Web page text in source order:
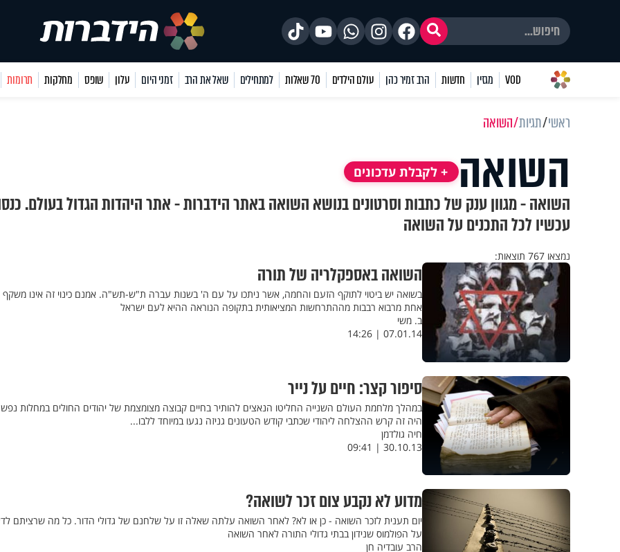
VOD מגזין חדשות הרב זמיר כהן עולם הילדים 70 שאלות למתחילים שאל את הרב זמני היום עלון שופס מחלקות תרומות
ראשי תגיות השואה
השואה + לקבלת עדכונים
השואה - מגוון ענק של כתבות וסרטונים בנושא השואה באתר הידברות - אתר היהדות הגדול בעולם.
עכשיו לכל התכנים על השואה
נמצאו 767 תוצאות:
השואה באספקלריה של תורה
בשואה יש ביטוי לתוקף הזעם והחמה, אשר ניתכו על עם ה' בשנות עברה ת"ש-תש"ה. אמנם כינוי זה אינו משקף
אחת מרבוא רבבות מההתרחשות המציאותית בתקופה הנוראה ההיא לעם ישראל
ב. משי
07.01.14 | 14:26
סיפור קצר: חיים על נייר
במהלך מלחמת העולם השנייה החליטו הנאצים להותיר בחיים קבוצה מצומצמת של יהודים החולים במחלות נפש
היה זה קרש ההצלחה ליהודי שכתבי קודש הטעונים גניזה נגעו במיוחד ללבו...
חיה גולדמן
30.10.13 | 09:41
מדוע לא נקבע צום זכר לשואה?
יום תענית לזכר השואה - כן או לא? לאחר השואה עלתה שאלה זו על שלחנם של גדולי הדור. כל מה שרציתם
על הפולמוס שנידון בבתי גדולי התורה לאחר השואה
הרב עובדיה חן